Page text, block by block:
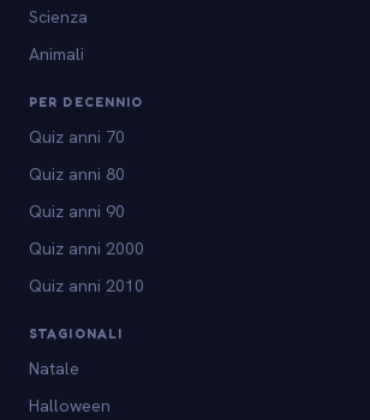
Scienza
Animali
PER DECENNIO
Quiz anni 70
Quiz anni 80
Quiz anni 90
Quiz anni 2000
Quiz anni 2010
STAGIONALI
Natale
Halloween